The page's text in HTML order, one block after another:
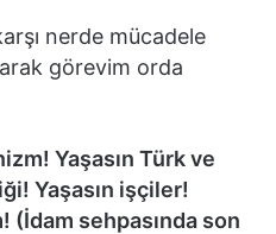
nerde mücadele
görevim orda
Yaşasın Türk ve
Yaşasın işçiler!
(İdam sehpasında son